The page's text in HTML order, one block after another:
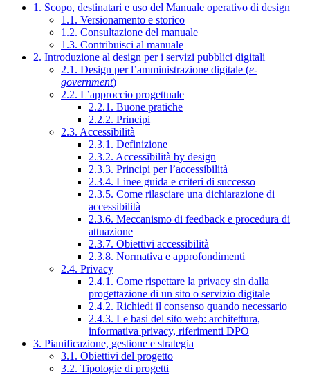
1. Scopo, destinatari e uso del Manuale operativo di design
1.1. Versionamento e storico
1.2. Consultazione del manuale
1.3. Contribuisci al manuale
2. Introduzione al design per i servizi pubblici digitali
2.1. Design per l’amministrazione digitale (e-
government)
2.2. L’approccio progettuale
2.2.1. Buone pratiche
2.2.2. Principi
2.3. Accessibilità
2.3.1. Definizione
2.3.2. Accessibilità by design
2.3.3. Principi per l’accessibilità
2.3.4. Linee guida e criteri di successo
2.3.5. Come rilasciare una dichiarazione di
accessibilità
2.3.6. Meccanismo di feedback e procedura di
attuazione
2.3.7. Obiettivi accessibilità
2.3.8. Normativa e approfondimenti
2.4. Privacy
2.4.1. Come rispettare la privacy sin dalla
progettazione di un sito o servizio digitale
2.4.2. Richiedi il consenso quando necessario
2.4.3. Le basi del sito web: architettura,
informativa privacy, riferimenti DPO
3. Pianificazione, gestione e strategia
3.1. Obiettivi del progetto
3.2. Tipologie di progetti